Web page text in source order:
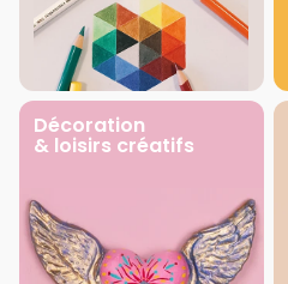
Décoration
& loisirs créatifs